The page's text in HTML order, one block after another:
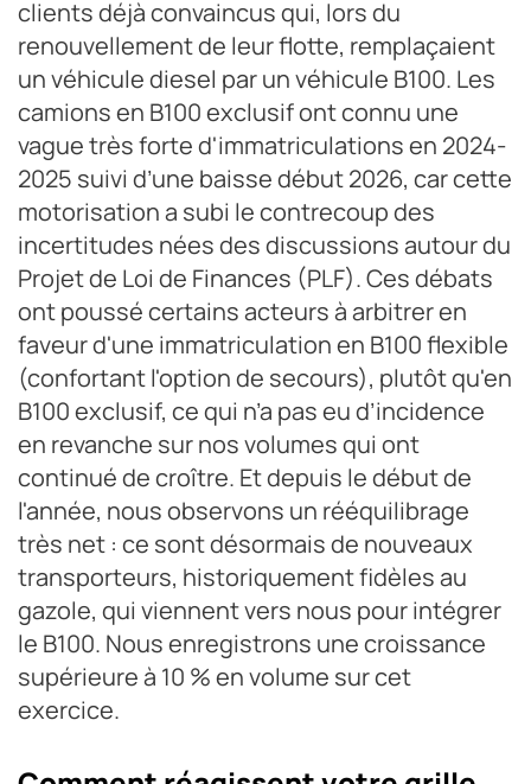
clients déjà convaincus qui, lors du
renouvellement de leur flotte, remplaçaient
un véhicule diesel par un véhicule B100. Les
camions en B100 exclusif ont connu une
vague très forte d'immatriculations en 2024-
2025 suivi d’une baisse début 2026, car cette
motorisation a subi le contrecoup des
incertitudes nées des discussions autour du
Projet de Loi de Finances (PLF). Ces débats
ont poussé certains acteurs à arbitrer en
faveur d'une immatriculation en B100 flexible
(confortant l'option de secours), plutôt qu'en
B100 exclusif, ce qui n’a pas eu d’incidence
en revanche sur nos volumes qui ont
continué de croître. Et depuis le début de
l'année, nous observons un rééquilibrage
très net : ce sont désormais de nouveaux
transporteurs, historiquement fidèles au
gazole, qui viennent vers nous pour intégrer
le B100. Nous enregistrons une croissance
supérieure à 10 % en volume sur cet
exercice.